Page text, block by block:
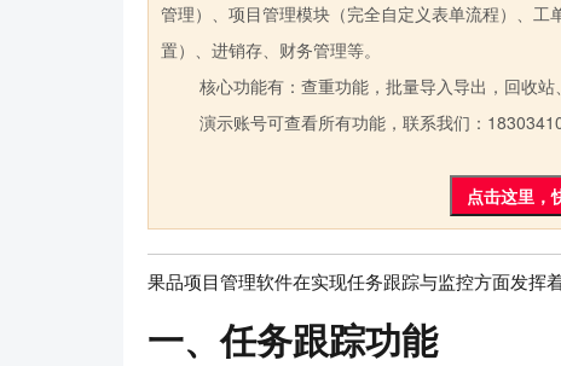
管理）、项目管理模块（完全自定义表单流程）、
置）、进销存、财务管理等。
核心功能有：查重功能，批量导入导出，回收站
演示账号可查看所有功能，联系我们：
点击这里，
果品项目管理软件在实现任务跟踪与监控方面发挥
一、任务跟踪功能